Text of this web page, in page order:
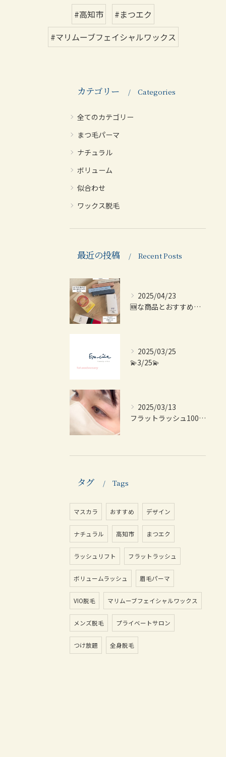
#高知市
#まつエク
#マリムーブフェイシャルワックス
カテゴリー Categories
全てのカテゴリー
まつ毛パーマ
ナチュラル
ボリューム
似合わせ
ワックス脱毛
最近の投稿 Recent Posts
2025/04/23
🆕な商品とおすすめ商品紹介💫
2025/03/25
💫3/25💫
2025/03/13
フラットラッシュ100本👀
タグ Tags
マスカラ おすすめ デザイン
ナチュラル 高知市 まつエク
ラッシュリフト フラットラッシュ
ボリュームラッシュ 眉毛パーマ
VIO脱毛 マリムーブフェイシャルワックス
メンズ脱毛 プライベートサロン
つけ放題 全身脱毛